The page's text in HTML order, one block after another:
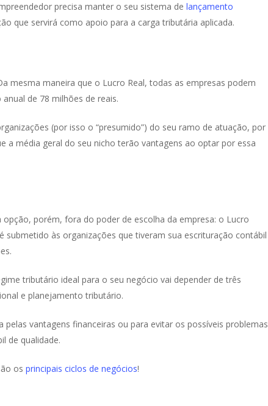
precisa manter o seu sistema de lançamento
que servirá como apoio para a carga tributária aplicada.
mesma maneira que o Lucro Real, todas as empresas podem
de 78 milhões de reais.
(por isso o “presumido”) do seu ramo de atuação, por
a média geral do seu nicho terão vantagens ao optar por essa
porém, fora do poder de escolha da empresa: o Lucro
às organizações que tiveram sua escrituração contábil
tributário ideal para o seu negócio vai depender de três
e planejamento tributário.
vantagens financeiras ou para evitar os possíveis problemas
de qualidade.
os principais ciclos de negócios!